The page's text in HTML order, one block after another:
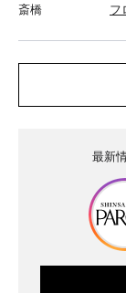
斎橋
フ
最新